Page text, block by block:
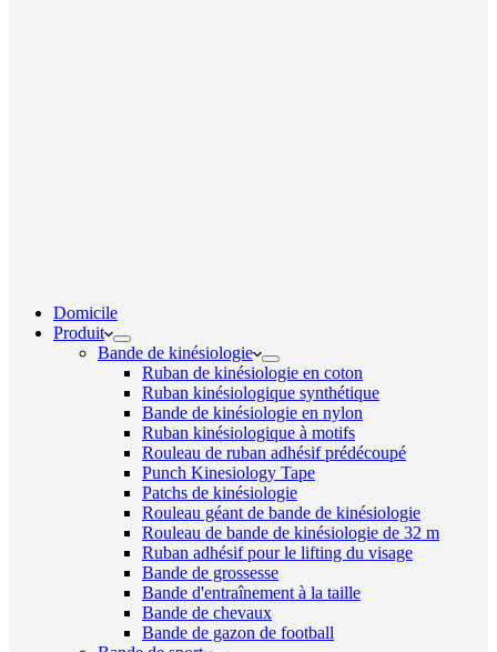
Domicile
Produit
Bande de kinésiologie
Ruban de kinésiologie en coton
Ruban kinésiologique synthétique
Bande de kinésiologie en nylon
Ruban kinésiologique à motifs
Rouleau de ruban adhésif prédécoupé
Punch Kinesiology Tape
Patchs de kinésiologie
Rouleau géant de bande de kinésiologie
Rouleau de bande de kinésiologie de 32 m
Ruban adhésif pour le lifting du visage
Bande de grossesse
Bande d'entraînement à la taille
Bande de chevaux
Bande de gazon de football